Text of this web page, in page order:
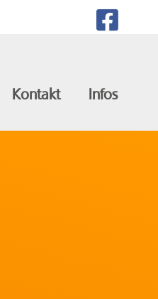
Kontakt Infos